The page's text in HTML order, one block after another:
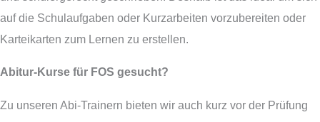
auf die Schulaufgaben oder Kurzarbeiten vorzubereiten oder
Karteikarten zum Lernen zu erstellen.
Abitur-Kurse für FOS gesucht?
Zu unseren Abi-Trainern bieten wir auch kurz vor der Prüfung